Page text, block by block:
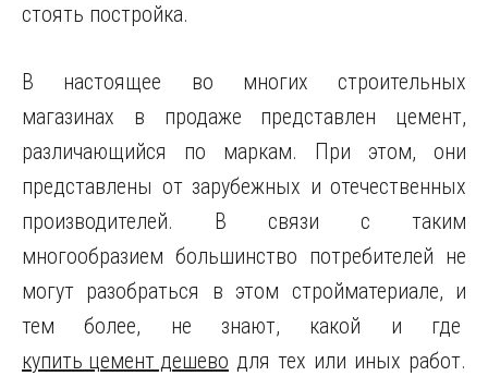
стоять постройка.
В настоящее во многих строительных
магазинах в продаже представлен цемент,
различающийся по маркам. При этом, они
представлены от зарубежных и отечественных
производителей. В связи с таким
многообразием большинство потребителей не
могут разобраться в этом стройматериале, и
тем более, не знают, какой и где
купить цемент дешево для тех или иных работ.